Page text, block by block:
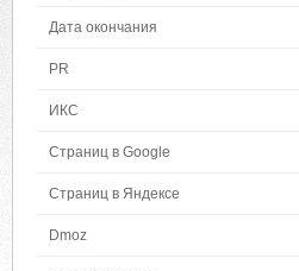
Дата окончания
PR
ИКС
Страниц в Google
Страниц в Яндексе
Dmoz